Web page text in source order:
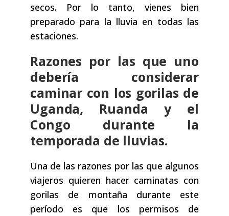
secos. Por lo tanto, vienes bien
preparado para la lluvia en todas las
estaciones.
Razones por las que uno
debería considerar
caminar con los gorilas de
Uganda, Ruanda y el
Congo durante la
temporada de lluvias.
Una de las razones por las que algunos
viajeros quieren hacer caminatas con
gorilas de montaña durante este
período es que los permisos de